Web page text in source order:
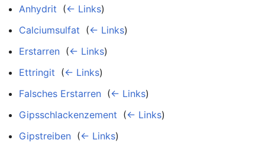
Anhydrit (← Links)
Calciumsulfat (← Links)
Erstarren (← Links)
Ettringit (← Links)
Falsches Erstarren (← Links)
Gipsschlackenzement (← Links)
Gipstreiben (← Links)